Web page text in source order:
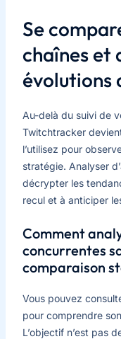
Se
chaînes et
évolutions
Au-delà du suivi de
Twitchtracker
l’utilisez pour
stratégie. Analyser
décrypter les
recul et à anticiper
Comment
concurrentes
comparaison
Vous pouvez
pour comprendre
L’objectif n’est pas